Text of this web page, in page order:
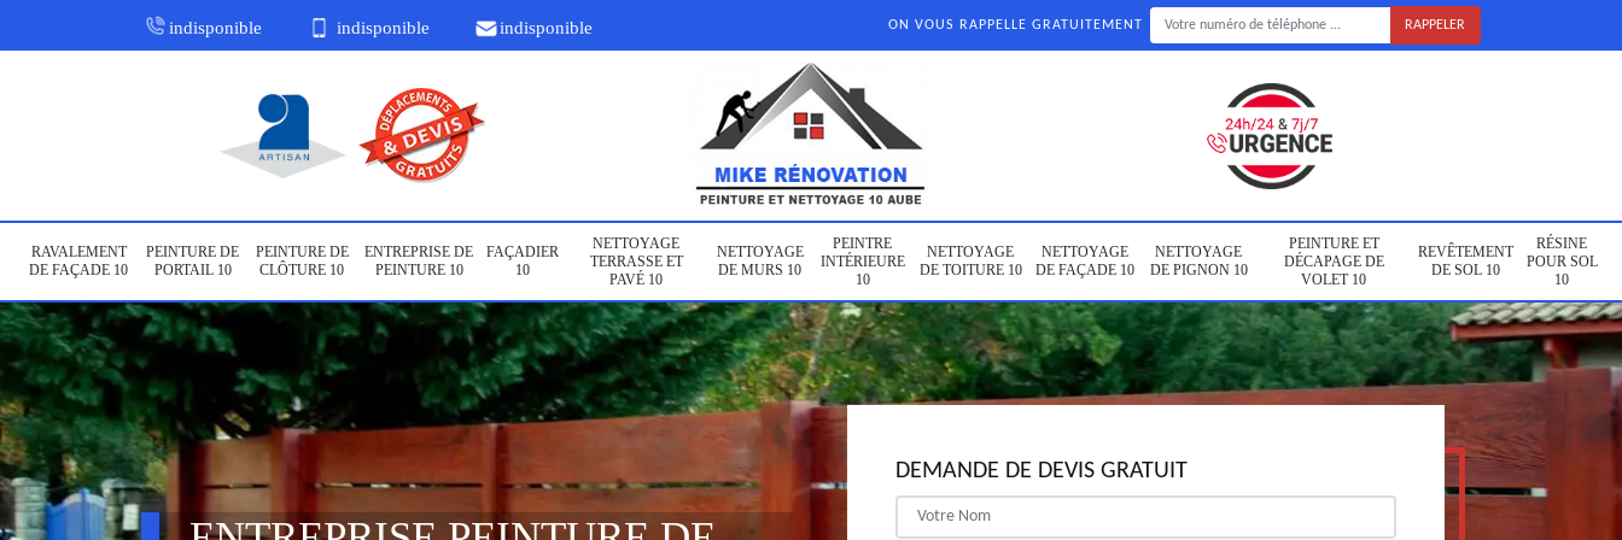
indisponible indisponible indisponible ON VOUS RAPPELLE GRATUITEMENT
RAVALEMENT
DE FAÇADE 10
PEINTURE DE
PORTAIL 10
PEINTURE DE
CLÔTURE 10
ENTREPRISE DE
PEINTURE 10
FAÇADIER
10
NETTOYAGE
TERRASSE ET
PAVÉ 10
NETTOYAGE
DE MURS 10
PEINTRE
INTÉRIEURE
10
NETTOYAGE
DE TOITURE 10
NETTOYAGE
DE FAÇADE 10
NETTOYAGE
DE PIGNON 10
PEINTURE ET
DÉCAPAGE DE
VOLET 10
REVÊTEMENT
DE SOL 10
RÉSINE
POUR SOL
10
DEMANDE DE DEVIS GRATUIT